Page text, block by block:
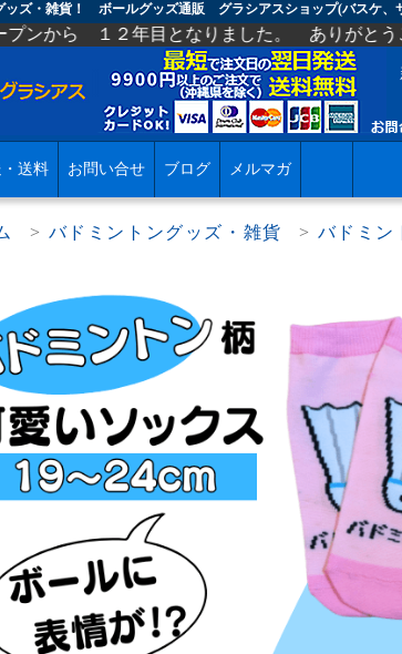
ズ・雑貨！ ボールグッズ通販 グラシアスショップ(バスケ、
となりました。 ありがとうございます。 今
送料 お問い合せ ブログ メルマガ
> バドミントングッズ・雑貨 > バドミ